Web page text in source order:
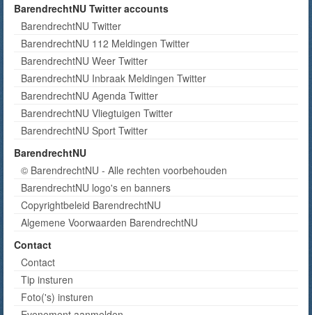
BarendrechtNU Twitter accounts
BarendrechtNU Twitter
BarendrechtNU 112 Meldingen Twitter
BarendrechtNU Weer Twitter
BarendrechtNU Inbraak Meldingen Twitter
BarendrechtNU Agenda Twitter
BarendrechtNU Vliegtuigen Twitter
BarendrechtNU Sport Twitter
BarendrechtNU
© BarendrechtNU - Alle rechten voorbehouden
BarendrechtNU logo's en banners
Copyrightbeleid BarendrechtNU
Algemene Voorwaarden BarendrechtNU
Contact
Contact
Tip insturen
Foto('s) insturen